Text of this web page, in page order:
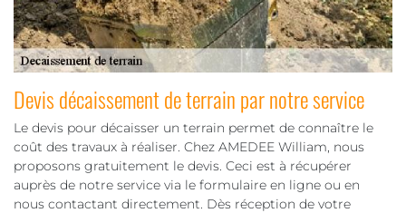
Devis décaissement de terrain par notre service
Le devis pour décaisser un terrain permet de connaître le
coût des travaux à réaliser. Chez AMEDEE William, nous
proposons gratuitement le devis. Ceci est à récupérer
auprès de notre service via le formulaire en ligne ou en
nous contactant directement. Dès réception de votre